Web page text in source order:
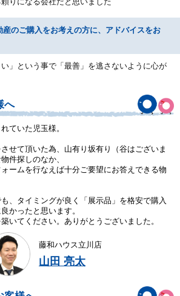
のご購入をお考えの方に、アドバイスをお
」という事で「最善」を逃さないように心が
へ
ていた児玉様。
せて頂いた為、山有り坂有り（谷はございま
件探しのなか、
ームを行なえば十分ご要望にお答えできる物
、タイミングが良く「展示品」を格安で購入
かったと思います。
いてください。ありがとうございました。
藤和ハウス立川店
山田 亮太